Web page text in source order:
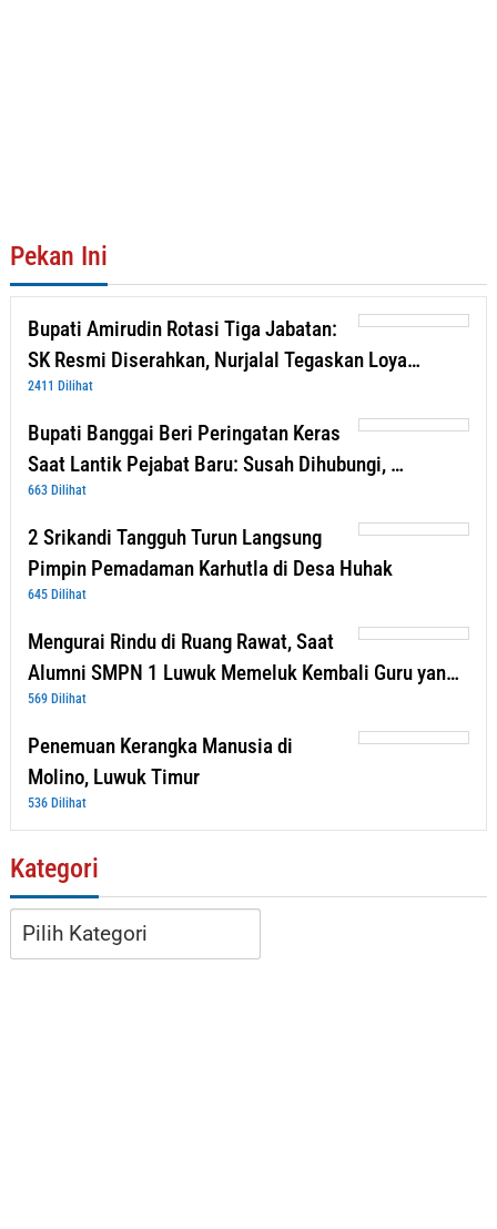
Pekan Ini
Bupati Amirudin Rotasi Tiga Jabatan:
SK Resmi Diserahkan, Nurjalal Tegaskan Loya…
2411 Dilihat
Bupati Banggai Beri Peringatan Keras
Saat Lantik Pejabat Baru: Susah Dihubungi, …
663 Dilihat
2 Srikandi Tangguh Turun Langsung
Pimpin Pemadaman Karhutla di Desa Huhak
645 Dilihat
Mengurai Rindu di Ruang Rawat, Saat
Alumni SMPN 1 Luwuk Memeluk Kembali Guru yan…
569 Dilihat
Penemuan Kerangka Manusia di
Molino, Luwuk Timur
536 Dilihat
Kategori
Kategori